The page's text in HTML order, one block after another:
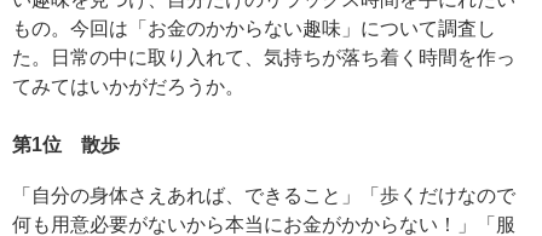
もの。今回は「お金のかからない趣味」について調査し
た。日常の中に取り入れて、気持ちが落ち着く時間を作っ
てみてはいかがだろうか。
第1位 散歩
「自分の身体さえあれば、できること」「歩くだけなので
何も用意必要がないから本当にお金がかからない！」「服